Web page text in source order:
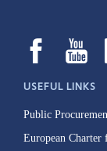
USEFUL LINKS
Public
European Charter